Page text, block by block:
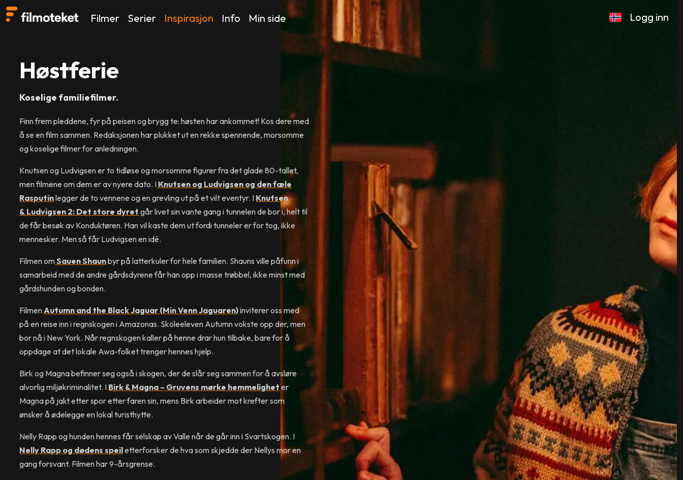
Filmer Serier Inspirasjon Info Min side Logg inn
Høstferie
Koselige familiefilmer.
Finn frem pleddene, fyr på peisen og brygg te: høsten har ankommet! Kos dere med
å se en film sammen. Redaksjonen har plukket ut en rekke spennende, morsomme
og koselige filmer for anledningen.
Knutsen og Ludvigsen er to tidløse og morsomme figurer fra det glade 80-tallet,
men filmene om dem er av nyere dato. I Knutsen og Ludvigsen og den fæle
Rasputinlegger de to vennene og en grevling ut på et vilt eventyr. I Knutsen
& Ludvigsen 2: Det store dyret går livet sin vante gang i tunnelen de bor i, helt til
de får besøk av Konduktøren. Han vil kaste dem ut fordi tunneler er for tog, ikke
mennesker. Men så får Ludvigsen en idé.
Filmen omSauen Shaunbyr på latterkuler for hele familien. Shauns ville påfunn i
samarbeid med de andre gårdsdyrene får han opp i masse trøbbel, ikke minst med
gårdshunden og bonden.
FilmenAutumn and the Black Jaguar (Min Venn Jaguaren)inviterer oss med
på en reise inn i regnskogen i Amazonas. Skoleeleven Autumn vokste opp der, men
bor nå i New York. Når regnskogen kaller på henne drar hun tilbake, bare for å
oppdage at det lokale Awa-folket trenger hennes hjelp.
Birk og Magna befinner seg også i skogen, der de slår seg sammen for å avsløre
alvorlig miljøkriminalitet. I Birk & Magna – Gruvens mørke hemmelighet er
Magna på jakt etter spor etter faren sin, mens Birk arbeider mot krefter som
ønsker å ødelegge en lokal turisthytte.
Nelly Rapp og hunden hennes får selskap av Valle når de går inn i Svartskogen. I
Nelly Rapp og dødens speiletterforsker de hva som skjedde der Nellys mor en
gang forsvant. Filmen har 9-årsgrense.